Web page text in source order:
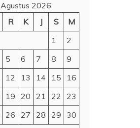
Agustus 2026
R K J S
M
1
2
5 6 7 8
9
12 13 14 15
16
19 20 21 22
23
26 27 28 29
30